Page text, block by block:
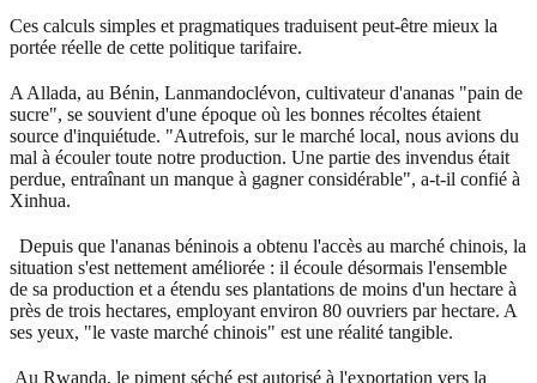
Ces calculs simples et pragmatiques traduisent peut-être mieux la
portée réelle de cette politique tarifaire.
A Allada, au Bénin, Lanmandoclévon, cultivateur d'ananas "pain de
sucre", se souvient d'une époque où les bonnes récoltes étaient
source d'inquiétude. "Autrefois, sur le marché local, nous avions du
mal à écouler toute notre production. Une partie des invendus était
perdue, entraînant un manque à gagner considérable", a-t-il confié à
Xinhua.
Depuis que l'ananas béninois a obtenu l'accès au marché chinois, la
situation s'est nettement améliorée : il écoule désormais l'ensemble
de sa production et a étendu ses plantations de moins d'un hectare à
près de trois hectares, employant environ 80 ouvriers par hectare. A
ses yeux, "le vaste marché chinois" est une réalité tangible.
Au Rwanda, le piment séché est autorisé à l'exportation vers la